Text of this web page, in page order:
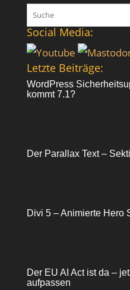
Suchen
nach:
Social Media:
Letzte Beiträge:
WordPress
kommt 7.1?
Der Parallax Text –
Divi 5 – Animierte Hero
Der EU AI Act ist da –
aufpassen